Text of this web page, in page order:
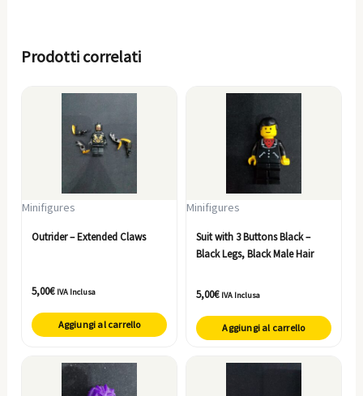
Prodotti correlati
Minifigures
Outrider – Extended Claws
5,00€ IVA Inclusa
Aggiungi al carrello
Minifigures
Suit with 3 Buttons Black –
Black Legs, Black Male Hair
5,00€ IVA Inclusa
Aggiungi al carrello